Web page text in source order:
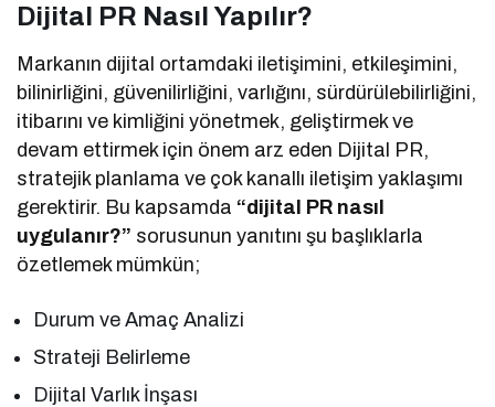
Dijital PR Nasıl Yapılır?
Markanın dijital ortamdaki iletişimini, etkileşimini,
bilinirliğini, güvenilirliğini, varlığını, sürdürülebilirliğini,
itibarını ve kimliğini yönetmek, geliştirmek ve
devam ettirmek için önem arz eden Dijital PR,
stratejik planlama ve çok kanallı iletişim yaklaşımı
gerektirir. Bu kapsamda “dijital PR nasıl
uygulanır?” sorusunun yanıtını şu başlıklarla
özetlemek mümkün;
Durum ve Amaç Analizi
Strateji Belirleme
Dijital Varlık İnşası